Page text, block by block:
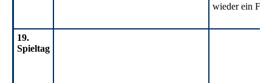
wieder ein
19.
Spieltag